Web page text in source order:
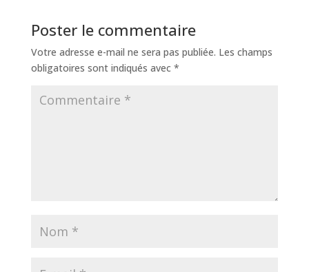
Poster le commentaire
Votre adresse e-mail ne sera pas publiée. Les champs
obligatoires sont indiqués avec *